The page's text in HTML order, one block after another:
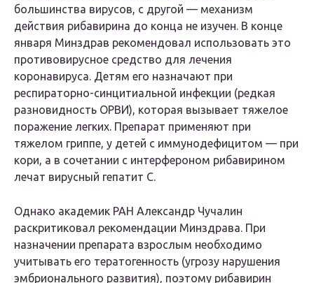
большинства вирусов, с другой — механизм
действия рибавирина до конца не изучен. В конце
января Минздрав рекомендовал использовать это
противовирусное средство для лечения
коронавируса. Детям его назначают при
респираторно-синцитиальной инфекции (редкая
разновидность ОРВИ), которая вызывает тяжелое
поражение легких. Препарат применяют при
тяжелом гриппе, у детей с иммунодефицитом — при
кори, а в сочетании с интерфероном рибавирином
лечат вирусный гепатит С.
Однако академик РАН Александр Чучалин
раскритиковал рекомендации Минздрава. При
назначении препарата взрослым необходимо
учитывать его тератогенность (угрозу нарушения
эмбрионального развития), поэтому рибавирин